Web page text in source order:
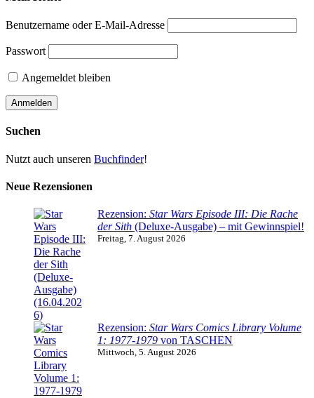
Benutzername oder E-Mail-Adresse
Passwort
Angemeldet bleiben
Suchen
Nutzt auch unseren Buchfinder!
Neue Rezensionen
Rezension: Star Wars Episode III: Die Rache
der Sith (Deluxe-Ausgabe) – mit Gewinnspiel!
Freitag, 7. August 2026
Rezension: Star Wars Comics Library Volume
1: 1977-1979 von TASCHEN
Mittwoch, 5. August 2026